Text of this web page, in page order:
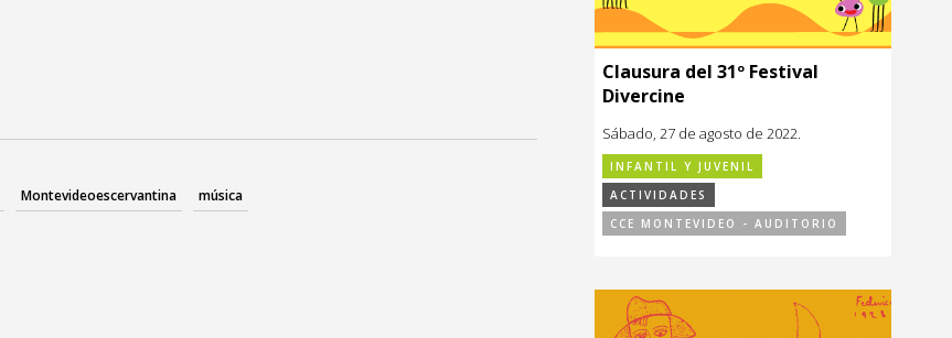
Montevideoescervantina música
Clausura del 31º Festival
Divercine
Sábado, 27 de agosto de 2022.
INFANTIL Y JUVENIL
ACTIVIDADES
CCE MONTEVIDEO - AUDITORIO